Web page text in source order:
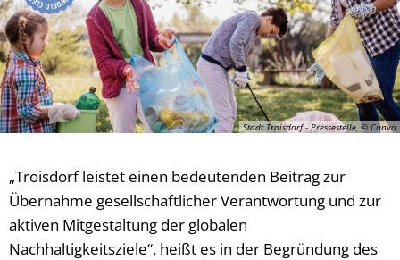
Stadt Troisdorf - Pressestelle, © Canva
„Troisdorf leistet einen bedeutenden Beitrag zur
Übernahme gesellschaftlicher Verantwortung und zur
aktiven Mitgestaltung der globalen
Nachhaltigkeitsziele“, heißt es in der Begründung des